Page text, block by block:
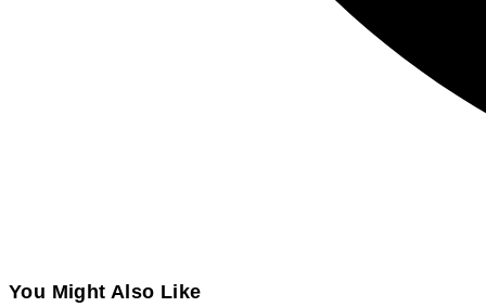
You Might Also Like